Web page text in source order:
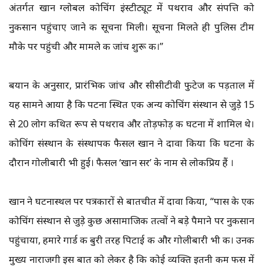
अंतर्गत खान ग्लोबल कोचिंग इंस्टीट्यूट में पथराव और संपत्ति को
नुकसान पहुंचाए जाने की सूचना मिली। सूचना मिलते ही पुलिस टीम
मौके पर पहुंची और मामले की जांच शुरू की।’’
बयान के अनुसार, प्रारंभिक जांच और सीसीटीवी फुटेज की पड़ताल में
यह सामने आया है कि पटना स्थित एक अन्य कोचिंग संस्थान से जुड़े 15
से 20 लोग कथित रूप से पथराव और तोड़फोड़ की घटना में शामिल थे।
कोचिंग संस्थान के संस्थापक फैसल खान ने दावा किया कि घटना के
दौरान गोलीबारी भी हुई। फैसल ‘खान सर’ के नाम से लोकप्रिय हैं ।
खान ने घटनास्थल पर पत्रकारों से बातचीत में दावा किया, ‘‘पास के एक
कोचिंग संस्थान से जुड़े कुछ असामाजिक तत्वों ने बड़े पैमाने पर नुकसान
पहुंचाया, हमारे गार्ड की बुरी तरह पिटाई की और गोलीबारी भी की। उनकी
मुख्य नाराजगी इस बात को लेकर है कि कोई व्यक्ति इतनी कम फीस में